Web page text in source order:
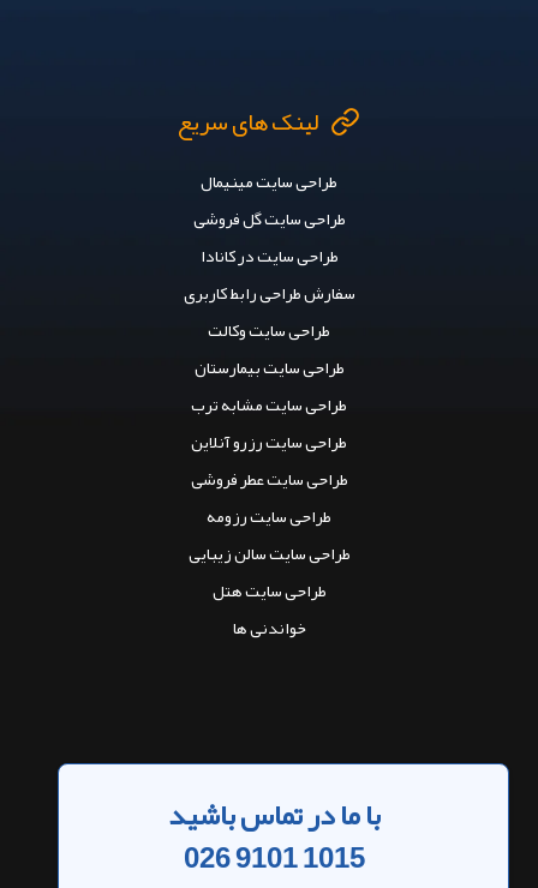
لینک های سریع
طراحی سایت مینیمال
طراحی سایت گل فروشی
طراحی سایت در کانادا
سفارش طراحی رابط کاربری
طراحی سایت وکالت
طراحی سایت بیمارستان
طراحی سایت مشابه ترب
طراحی سایت رزرو آنلاین
طراحی سایت عطر فروشی
طراحی سایت رزومه
طراحی سایت سالن زیبایی
طراحی سایت هتل
خواندنی ها
با ما در تماس باشید
026 9101 1015